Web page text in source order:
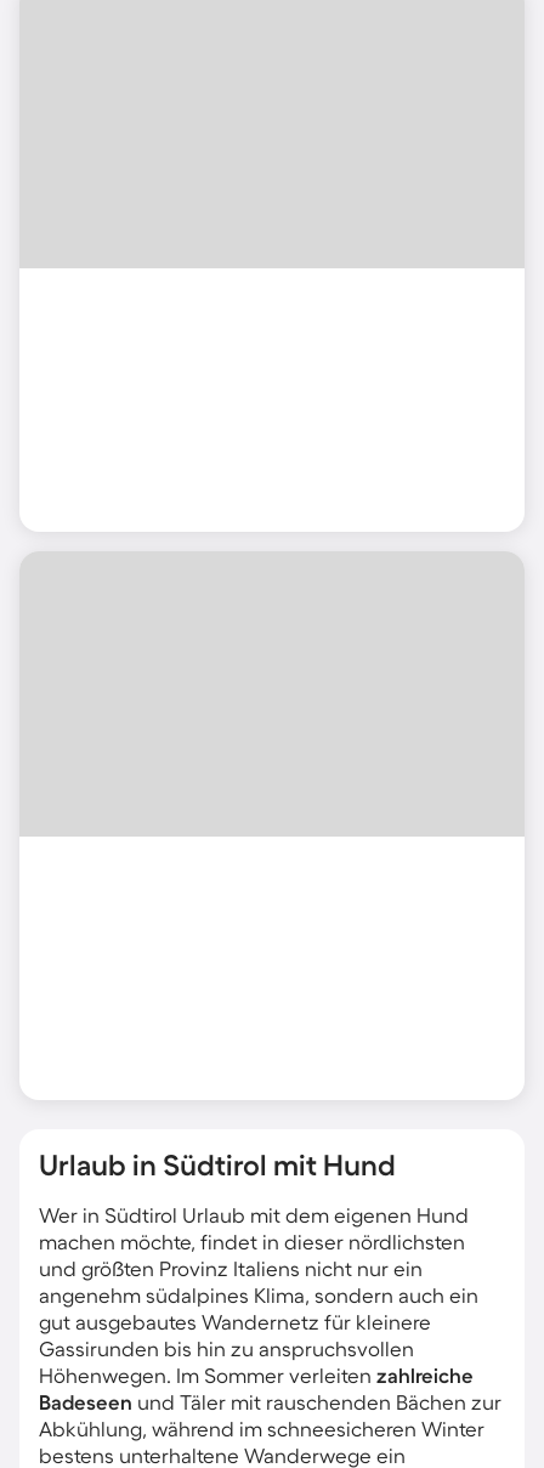
Urlaub in Südtirol mit Hund
Wer in Südtirol Urlaub mit dem eigenen Hund
machen möchte, findet in dieser nördlichsten
und größten Provinz Italiens nicht nur ein
angenehm südalpines Klima, sondern auch ein
gut ausgebautes Wandernetz für kleinere
Gassirunden bis hin zu anspruchsvollen
Höhenwegen. Im Sommer verleiten zahlreiche
Badeseen und Täler mit rauschenden Bächen zur
Abkühlung, während im schneesicheren Winter
bestens unterhaltene Wanderwege ein